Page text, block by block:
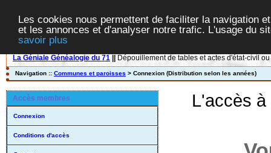
Les cookies nous permettent de faciliter la navigation
et les annonces et d'analyser notre trafic. L'usage du
savoir plus
La Géniale Généalogie du 71 Dépouillement de tables et actes d'état-civil
Navigation :: Communes et paroisses > Connexion (Distribution selon les années)
Accès membres
Connexion
Conditions d'accès
L'accès